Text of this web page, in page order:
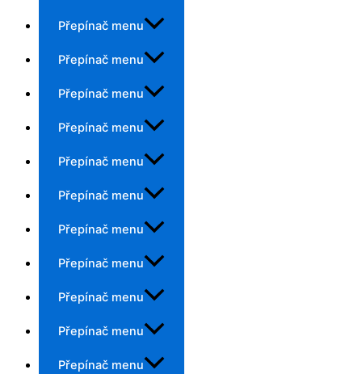
Přepínač menu
Přepínač menu
Přepínač menu
Přepínač menu
Přepínač menu
Přepínač menu
Přepínač menu
Přepínač menu
Přepínač menu
Přepínač menu
Přepínač menu